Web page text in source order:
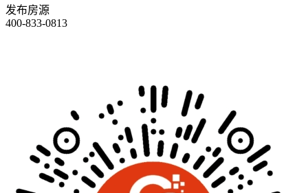
发布房源
400-833-0813